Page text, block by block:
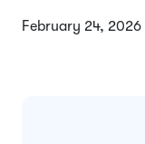
February 24, 2026